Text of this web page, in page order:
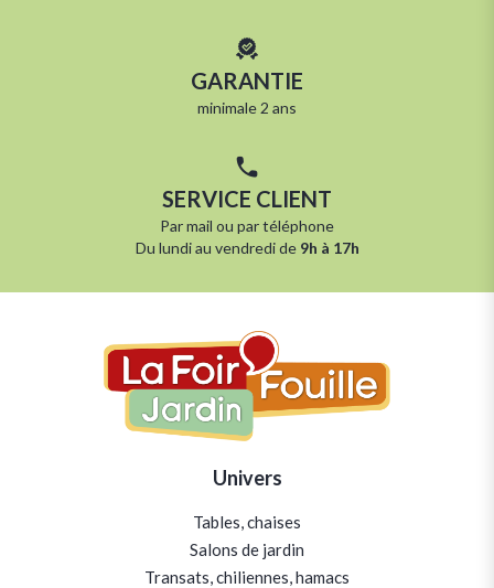
GARANTIE
minimale 2 ans
SERVICE CLIENT
Parmail ou partéléphone
Du lundi au vendredi de 9h à 17h
Univers
Tables, chaises
Salons de jardin
Transats, chiliennes, hamacs